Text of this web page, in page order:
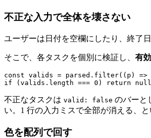
不正な入力で全体を壊さない
ユーザーは日付を空欄にしたり、終了
そこで、各タスクを個別に検証し、 有
const valids = parsed.filter((p)
不正なタスクは valid: false のバーと
い。1 行の入力ミスで全部が消える、と
色を配列で回す